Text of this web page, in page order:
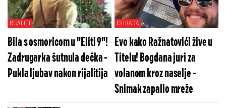
RIJALITI
Bila s osmoricom u "Eliti 9"!
Zadrugarka šutnula dečka -
Pukla ljubav nakon rijalitija
ESTRADA
Evo kako Ražnatovići žive u
Titelu! Bogdana juri za
volanom kroz naselje -
Snimak zapalio mreže